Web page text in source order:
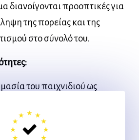
διανοίγονται προοπτικές για
της πορείας και της
στο σύνολό του.
του παιχνιδιού ως
όπως εκφράζεται στη